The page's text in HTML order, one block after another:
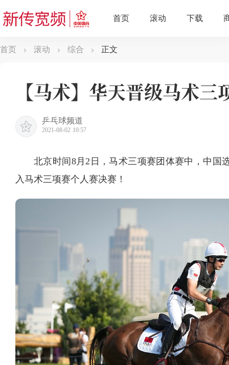
首页 滚动 综合 正文
【马术】华天晋级马术
乒乓球频道
2021-08-02 10:57
北京时间8月2日，马术三项赛团体赛中，中国
入马术三项赛个人赛决赛！